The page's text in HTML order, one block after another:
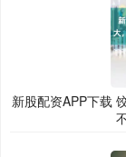
新股配资APP下载